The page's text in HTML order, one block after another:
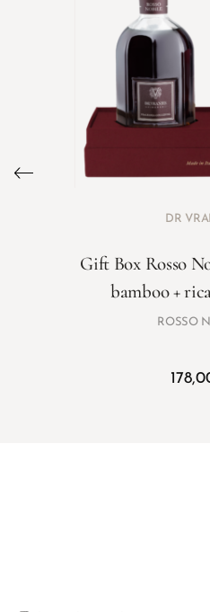
DR
Gift Box Rosso
bamboo +
ROSSO